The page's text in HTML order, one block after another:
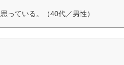
っている。（40代／男性）